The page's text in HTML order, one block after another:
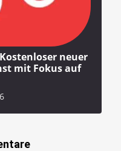
neuer
mit Fokus auf